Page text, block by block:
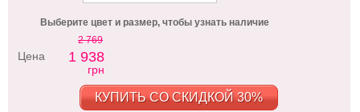
Выберите цвет и размер, чтобы узнать наличие
Цена
2 769
1 938
грн
КУПИТЬ СО СКИДКОЙ 30%